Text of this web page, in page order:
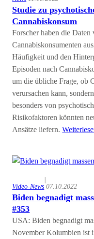
Studie zu
Cannabiskonsum
Forscher haben die
Cannabiskonsumenten
Häufigkeit und den
Episoden nach
um die übliche Frage, ob
verursachen kann,
besonders von
Risikofaktoren könnten
Ansätze liefern.
Video-News
|
07.10.2022
Biden begnadigt
#353
USA: Biden begnadigt
November Kolumbien ist